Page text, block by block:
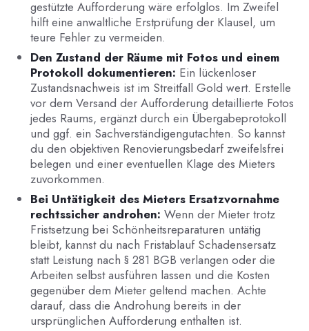
gestützte Aufforderung wäre erfolglos. Im Zweifel
hilft eine anwaltliche Erstprüfung der Klausel, um
teure Fehler zu vermeiden.
Den Zustand der Räume mit Fotos und einem
Protokoll dokumentieren: Ein lückenloser
Zustandsnachweis ist im Streitfall Gold wert. Erstelle
vor dem Versand der Aufforderung detaillierte Fotos
jedes Raums, ergänzt durch ein Übergabeprotokoll
und ggf. ein Sachverständigengutachten. So kannst
du den objektiven Renovierungsbedarf zweifelsfrei
belegen und einer eventuellen Klage des Mieters
zuvorkommen.
Bei Untätigkeit des Mieters Ersatzvornahme
rechtssicher androhen: Wenn der Mieter trotz
Fristsetzung bei Schönheitsreparaturen untätig
bleibt, kannst du nach Fristablauf Schadensersatz
statt Leistung nach § 281 BGB verlangen oder die
Arbeiten selbst ausführen lassen und die Kosten
gegenüber dem Mieter geltend machen. Achte
darauf, dass die Androhung bereits in der
ursprünglichen Aufforderung enthalten ist.